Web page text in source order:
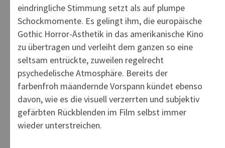
eindringliche Stimmung setzt als auf plumpe
Schockmomente. Es gelingt ihm, die europäische
Gothic Horror-Ästhetik in das amerikanische Kino
zu übertragen und verleiht dem ganzen so eine
seltsam entrückte, zuweilen regelrecht
psychedelische Atmosphäre. Bereits der
farbenfroh mäandernde Vorspann kündet ebenso
davon, wie es die visuell verzerrten und subjektiv
gefärbten Rückblenden im Film selbst immer
wieder unterstreichen.